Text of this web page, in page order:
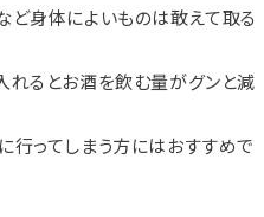
ど身体によいものは敢えて取る
れるとお酒を飲む量がグンと減
行ってしまう方にはおすすめで